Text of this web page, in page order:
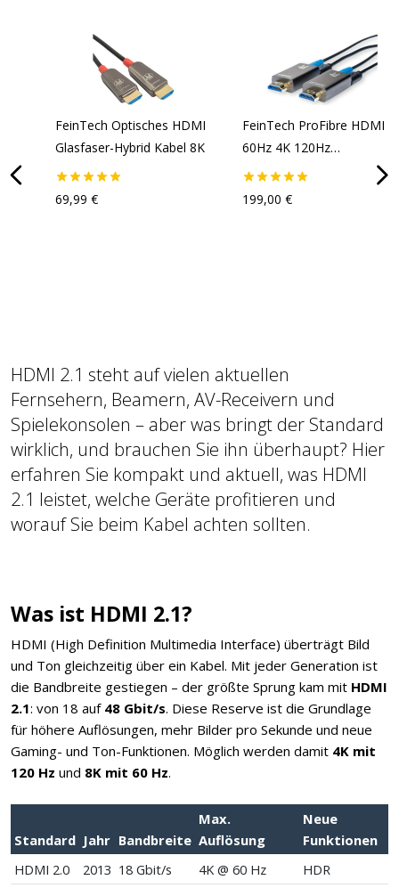
FeinTech Optisches HDMI
Glasfaser-Hybrid Kabel 8K
69,99 €
FeinTech ProFibre HDMI
60Hz 4K 120Hz
Glasfaserkabel
199,00 €
HDMI 2.1 steht auf vielen aktuellen
Fernsehern, Beamern, AV-Receivern und
Spielekonsolen – aber was bringt der Standard
wirklich, und brauchen Sie ihn überhaupt? Hier
erfahren Sie kompakt und aktuell, was HDMI
2.1 leistet, welche Geräte profitieren und
worauf Sie beim Kabel achten sollten.
Was ist HDMI 2.1?
HDMI (High Definition Multimedia Interface) überträgt Bild
und Ton gleichzeitig über ein Kabel. Mit jeder Generation ist
die Bandbreite gestiegen – der größte Sprung kam mit HDMI
2.1: von 18 auf 48 Gbit/s. Diese Reserve ist die Grundlage
für höhere Auflösungen, mehr Bilder pro Sekunde und neue
Gaming- und Ton-Funktionen. Möglich werden damit 4K mit
120 Hz und 8K mit 60 Hz.
Standard Jahr Bandbreite
Max.
Auflösung
Neue
Funktionen
HDMI 2.0
2013 18 Gbit/s 4K @ 60 Hz HDR